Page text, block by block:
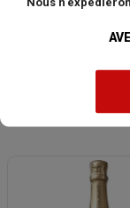
26,50 €